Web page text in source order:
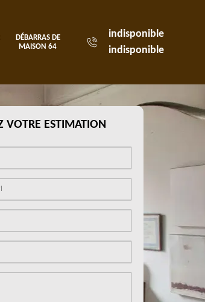
DÉBARRAS DE
MAISON 64
indisponible
indisponible
VOTRE ESTIMATION